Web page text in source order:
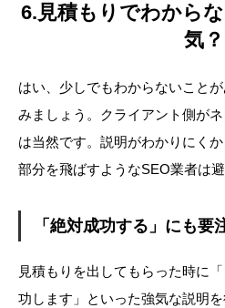
6.見積もりでわから
気？
はい、少しでもわからないこと
みましょう。クライアント側が
は当然です。説明がわかりにく
部分を飛ばすようなSEO業者は避
「絶対成功する」にも要
見積もりを出してもらった時に
功します」といった強気な説明